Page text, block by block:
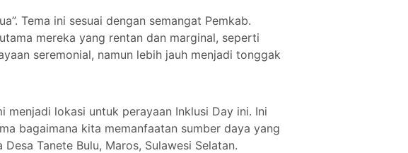
Tema ini sesuai dengan semangat Pemkab.
mereka yang rentan dan marginal, seperti
seremonial, namun lebih jauh menjadi tonggak
menjadi lokasi untuk perayaan Inklusi Day ini. Ini
bagaimana kita memanfaatan sumber daya yang
Tanete Bulu, Maros, Sulawesi Selatan.